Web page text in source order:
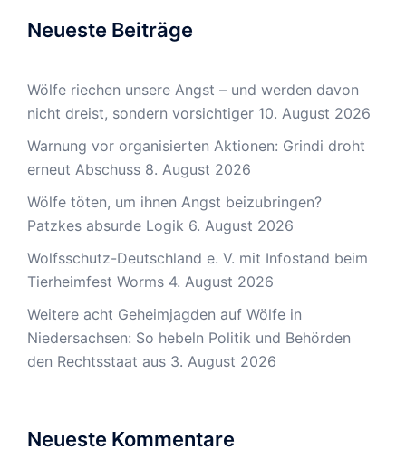
Neueste Beiträge
Wölfe riechen unsere Angst – und werden davon
nicht dreist, sondern vorsichtiger 10. August 2026
Warnung vor organisierten Aktionen: Grindi droht
erneut Abschuss 8. August 2026
Wölfe töten, um ihnen Angst beizubringen?
Patzkes absurde Logik 6. August 2026
Wolfsschutz-Deutschland e. V. mit Infostand beim
Tierheimfest Worms 4. August 2026
Weitere acht Geheimjagden auf Wölfe in
Niedersachsen: So hebeln Politik und Behörden
den Rechtsstaat aus 3. August 2026
Neueste Kommentare